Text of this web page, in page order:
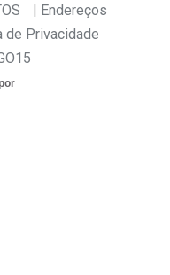
Endereços
de Privacidade